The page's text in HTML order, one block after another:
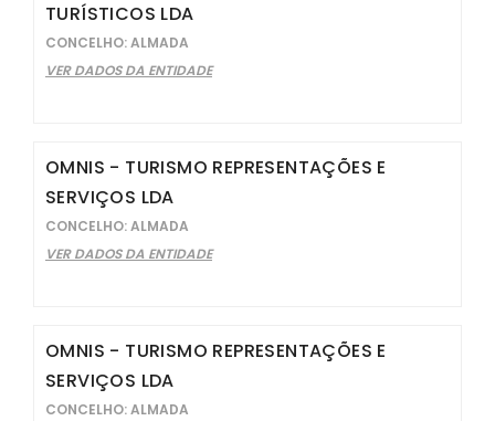
TURÍSTICOS LDA
CONCELHO: ALMADA
VER DADOS DA ENTIDADE
OMNIS - TURISMO REPRESENTAÇÕES E
SERVIÇOS LDA
CONCELHO: ALMADA
VER DADOS DA ENTIDADE
OMNIS - TURISMO REPRESENTAÇÕES E
SERVIÇOS LDA
CONCELHO: ALMADA